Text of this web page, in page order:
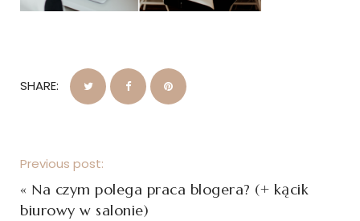
SHARE:
Previous post:
« Na czym polega praca blogera? (+ kącik
biurowy w salonie)